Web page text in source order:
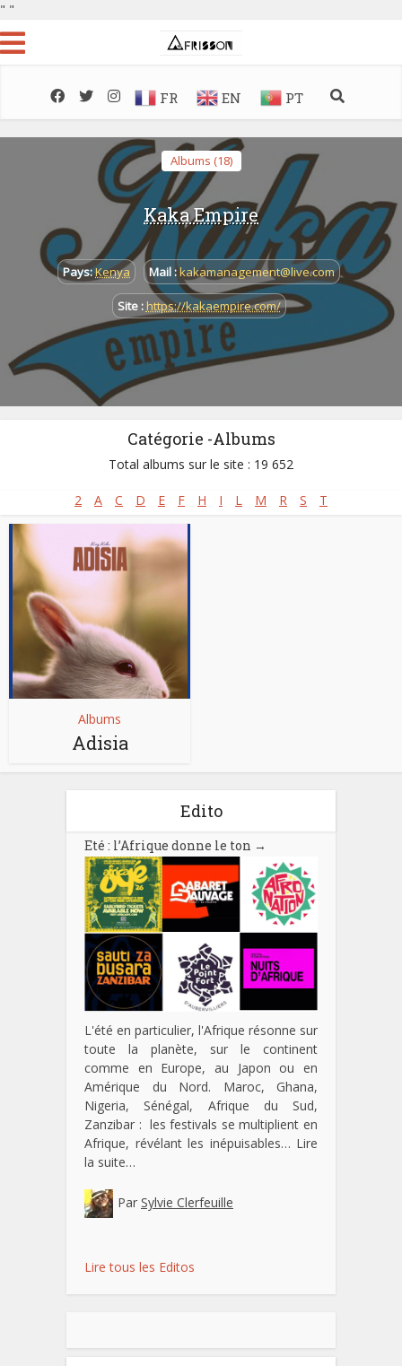
" "
FR EN PT
Albums (18)
Kaka Empire
Pays:Kenya Mail :kakamanagement@live.com
Site : https://kakaempire.com/
Catégorie -Albums
Total albums sur le site : 19 652
2 A C D E F H I L M R S T
Albums
Adisia
Edito
Eté : l’Afrique donne le ton →
L'été en particulier, l'Afrique résonne sur
toute la planète, sur le continent
comme en Europe, au Japon ou en
Amérique du Nord. Maroc, Ghana,
Nigeria, Sénégal, Afrique du Sud,
Zanzibar : les festivals se multiplient en
Afrique, révélant les inépuisables… Lire
la suite…
Par Sylvie Clerfeuille
Lire tous les Editos